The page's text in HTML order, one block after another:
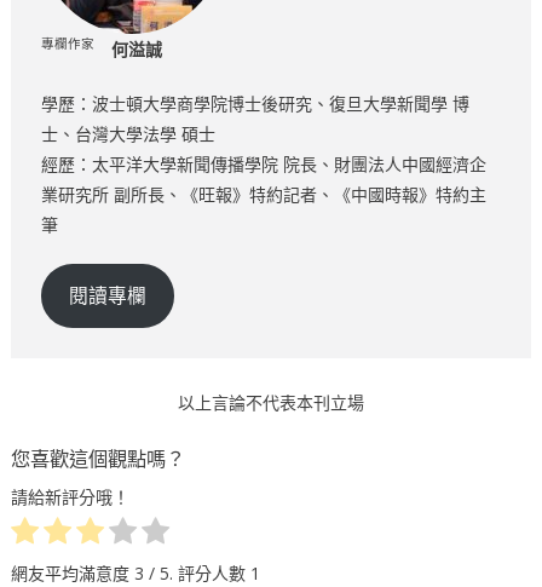
專欄作家 何溢誠
學歷：波士頓大學商學院博士後研究、復旦大學新聞學 博
士、台灣大學法學 碩士
經歷：太平洋大學新聞傳播學院 院長、財團法人中國經濟企
業研究所 副所長、《旺報》特約記者、《中國時報》特約主
筆
閱讀專欄
以上言論不代表本刊立場
您喜歡這個觀點嗎？
請給新評分哦！
網友平均滿意度 3 / 5. 評分人數 1